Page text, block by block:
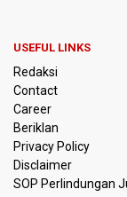
Pemadaman
Pemerintah
Kemenkeu Ambil
Anggota Komisi
USEFUL LINKS
Redaksi
Contact
Career
Beriklan
Privacy Policy
Disclaimer
SOP Perlindungan